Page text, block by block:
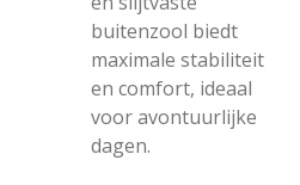
buitenzool biedt
maximale stabiliteit
en comfort, ideaal
voor avontuurlijke
dagen.